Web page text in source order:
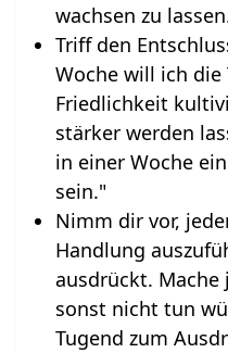
wachsen zu
Triff den
Woche will ich die
Friedlichkeit
stärker werden
in einer Woche
sein."
Nimm dir vor,
Handlung
ausdrückt. Mache
sonst nicht tun
Tugend zum